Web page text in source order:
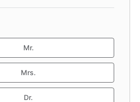
Mr.
Mrs.
Dr.